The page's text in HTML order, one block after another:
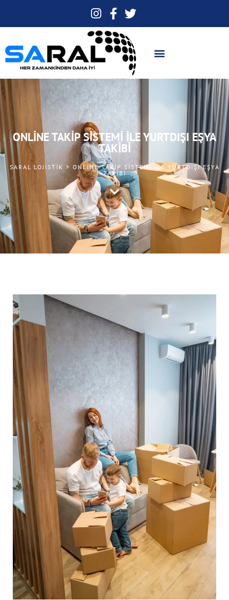
ONLINE TAKIP SISTEMI ILE YURTDIŞI EŞYA
TAKIBI
SARAL LOJISTIK > ONLINE TAKIP SISTEMI ILE YURTDIŞI EŞYA
TAKIBI